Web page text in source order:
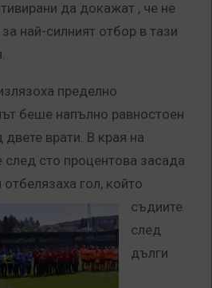
да докажат , че не
най-силният отбор в тази
пределно
беше напълно равностоен
врати. В края на
сто процентова засада
отбелязаха гол, който
съдиите
след
дълги